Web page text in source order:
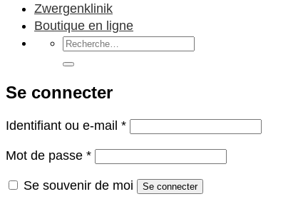
Zwergenklinik
Boutique en ligne
Recherche
pour :
Se connecter
Identifiant ou e-mail *Obligatoire
Mot de passe *Obligatoire
Se souvenir de moi Se connecter